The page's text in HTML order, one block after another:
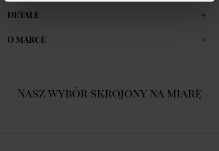
DETALE
O MARCE
Nasz wybór skrojony na miarę